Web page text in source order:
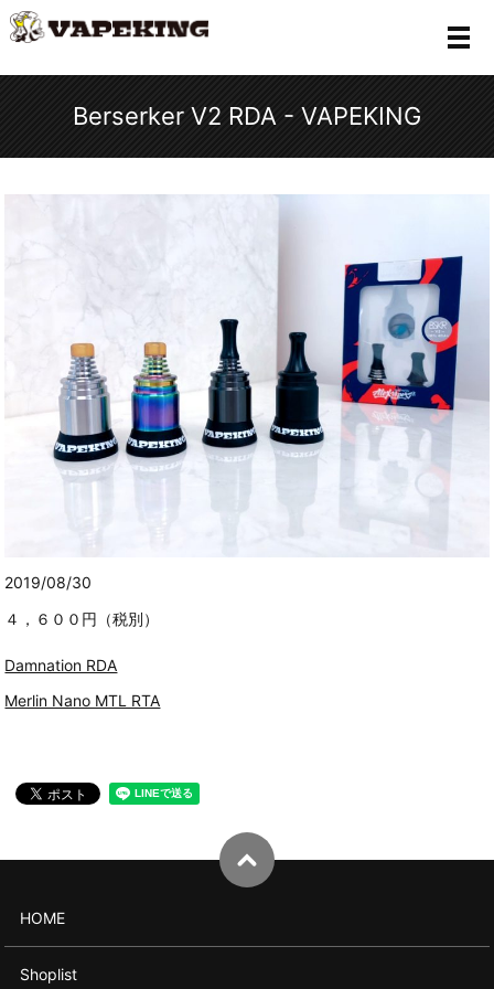
メ
Berserker V2 RDA - VAPEKING
2019/08/30
４，６００円（税別）
Damnation RDA
Merlin Nano MTL RTA
HOME
Shoplist